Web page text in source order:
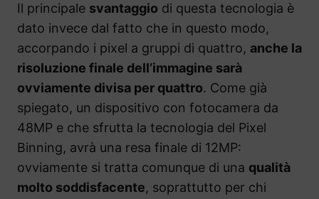
Il principale svantaggio di questa tecnologia è
dato invece dal fatto che in questo modo,
accorpando i pixel a gruppi di quattro, anche la
risoluzione finale dell’immagine sarà
ovviamente divisa per quattro. Come già
spiegato, un dispositivo con fotocamera da
48MP e che sfrutta la tecnologia del Pixel
Binning, avrà una resa finale di 12MP:
ovviamente si tratta comunque di una qualità
molto soddisfacente, soprattutto per chi